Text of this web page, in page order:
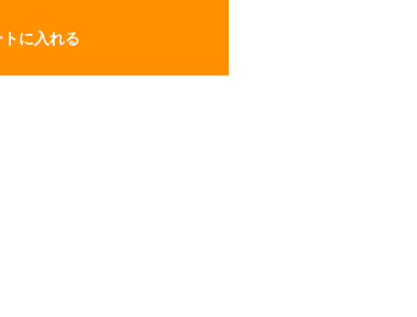
に入れる